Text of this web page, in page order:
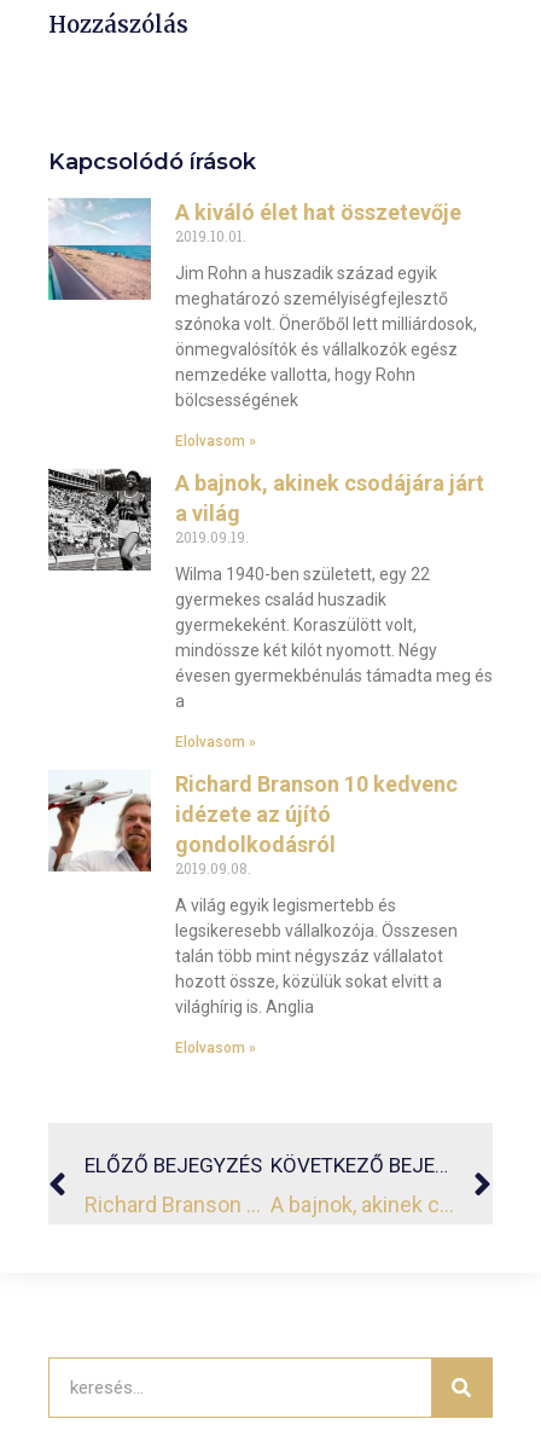
Hozzászólás
Kapcsolódó írások
A kiváló élet hat összetevője
2019.10.01.
Jim Rohn a huszadik század egyik
meghatározó személyiségfejlesztő
szónoka volt. Önerőből lett milliárdosok,
önmegvalósítók és vállalkozók egész
nemzedéke vallotta, hogy Rohn
bölcsességének
Elolvasom »
A bajnok, akinek csodájára járt
a világ
2019.09.19.
Wilma 1940-ben született, egy 22
gyermekes család huszadik
gyermekeként. Koraszülött volt,
mindössze két kilót nyomott. Négy
évesen gyermekbénulás támadta meg és
a
Elolvasom »
Richard Branson 10 kedvenc
idézete az újító
gondolkodásról
2019.09.08.
A világ egyik legismertebb és
legsikeresebb vállalkozója. Összesen
talán több mint négyszáz vállalatot
hozott össze, közülük sokat elvitt a
világhírig is. Anglia
Elolvasom »
ELŐZŐ BEJEGYZÉS
Richard Branson 10 kedvenc idézete az újító gondolkodásról
KÖVETKEZŐ BEJEGYZÉS
A bajnok, akinek csodájára járt a világ